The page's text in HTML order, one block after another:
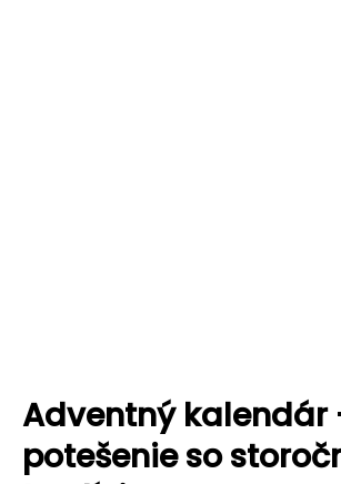
Adventný kalendár
potešenie so